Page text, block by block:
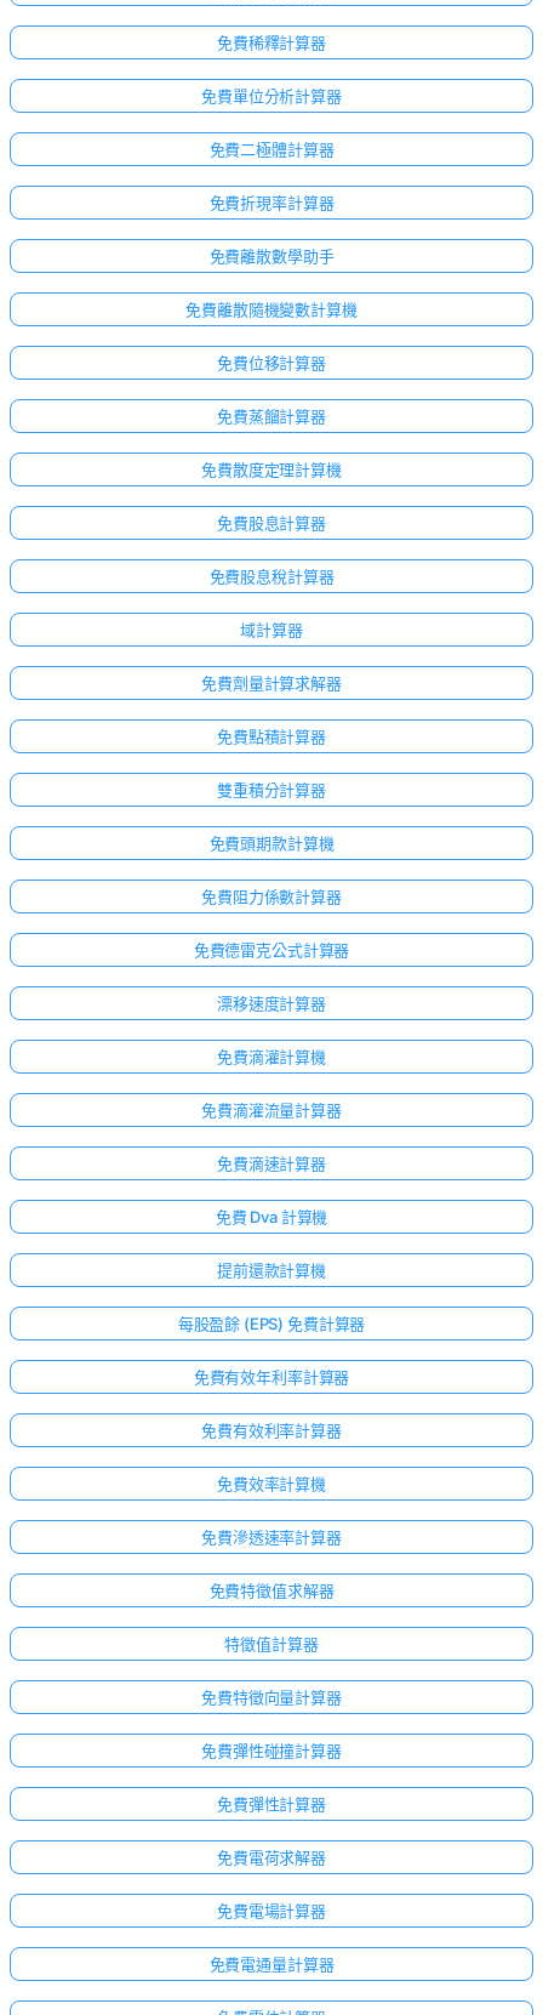
入！
免費稀釋計算器
免費單位分析計算器
免費二極體計算器
免費折現率計算器
免費離散數學助手
免費離散隨機變數計算機
免費位移計算器
免費蒸餾計算器
免費散度定理計算機
免費股息計算器
免費股息稅計算器
域計算器
免費劑量計算求解器
免費點積計算器
雙重積分計算器
免費頭期款計算機
免費阻力係數計算器
免費德雷克公式計算器
漂移速度計算器
免費滴灌計算機
免費滴灌流量計算器
免費滴速計算器
免費 Dva 計算機
提前還款計算機
每股盈餘 (EPS) 免費計算器
免費有效年利率計算器
免費有效利率計算器
免費效率計算機
免費滲透速率計算器
免費特徵值求解器
特徵值計算器
免費特徵向量計算器
免費彈性碰撞計算器
免費彈性計算器
免費電荷求解器
免費電場計算器
免費電通量計算器